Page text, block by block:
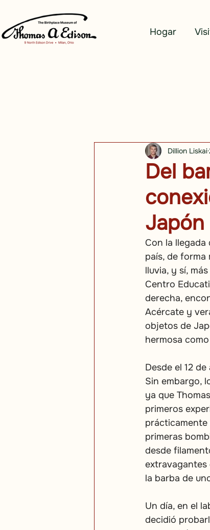
Hogar
Del
Japón
Dillion Liskai
Con la llegada
país, de forma
lluvia, y sí,
Centro
derecha,
Acércate y
objetos de
hermosa
Desde el 12
Sin embargo,
ya que
primeros
prácticamente
primeras
desde
extravagantes
la barba de
Un día, en el
decidió